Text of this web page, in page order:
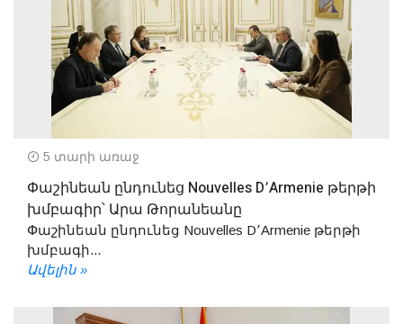
5 տարի առաջ
Փաշինեան ընդունեց Nouvelles D՚Armenie թերթի
խմբագիր՝ Արա Թորանեանը
Փաշինեան ընդունեց Nouvelles D՚Armenie թերթի
խմբագի...
Ավելին »